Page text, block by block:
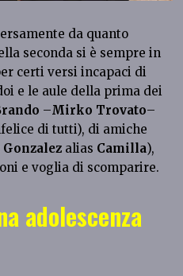
da quanto
seconda si è sempre in
certi versi incapaci di
e le aule della prima dei
–Mirko Trovato–
di tutti), di amiche
Gonzalez alias Camilla),
e voglia di scomparire.
adolescenza